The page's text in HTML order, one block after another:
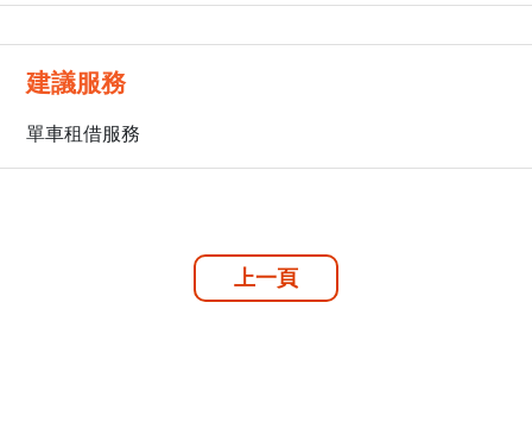
建議服務
單車租借服務
上一頁